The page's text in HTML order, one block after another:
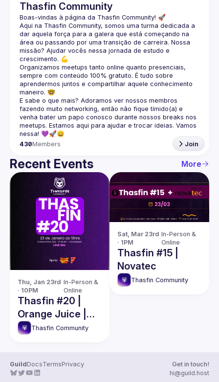
Thasfin Community
Boas-vindas à página da Thasfin Community! 🚀
Aqui na Thasfin Community, somos uma turma dedicada a
dar aquela força para a galera que está começando na
área ou passando por uma transição de carreira. Nossa
missão? Ajudar vocês nessa jornada de estudo e
crescimento. 💪
Organizamos meetups tanto online quanto presenciais,
sempre com conteúdo 100% gratuito. É tudo sobre
aprendermos juntos e compartilhar aquele conhecimento
maneiro. 🤓
E sabe o que mais? Adoramos ver nossos membros
fazendo muito networking, então não fique tímido(a) e
venha bater um papo conosco durante nossos breaks nos
meetups. Estamos aqui para ajudar e trocar ideias. Vamos
nessa! 💜🚀😄
430Members Join
Recent Events More
Thu, Jan 23rd
· 10PM
In-Person &
Online
Thasfin #20 |
Orange Juice |
Fcamara
Thasfin Community
Sat, Mar 23rd
· 1PM
In-Person &
Online
Thasfin #15 |
Novatec
Thasfin Community
GuildDocsTermsPrivacy
Get in touch!
hi@guild.host